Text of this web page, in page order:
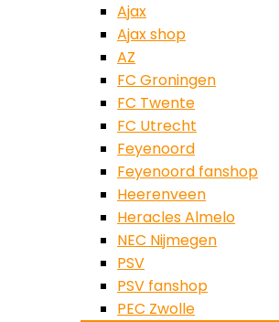
Ajax
Ajax shop
AZ
FC Groningen
FC Twente
FC Utrecht
Feyenoord
Feyenoord fanshop
Heerenveen
Heracles Almelo
NEC Nijmegen
PSV
PSV fanshop
PEC Zwolle